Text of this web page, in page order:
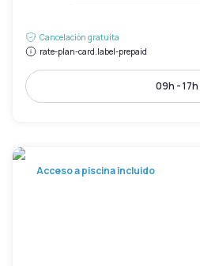
Cancelación gratuita
rate-plan-card.label-prepaid
09h - 17h
Acceso a piscina incluido